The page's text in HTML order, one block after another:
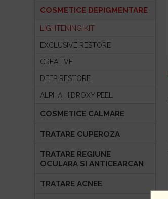
COSMETICE DEPIGMENTARE
LIGHTENING KIT
EXCLUSIVE RESTORE
CREATIVE
DEEP RESTORE
ALPHA HIDROXY PEEL
COSMETICE CALMARE
TRATARE CUPEROZA
TRATARE REGIUNE
OCULARA SI ANTICEARCAN
TRATARE ACNEE